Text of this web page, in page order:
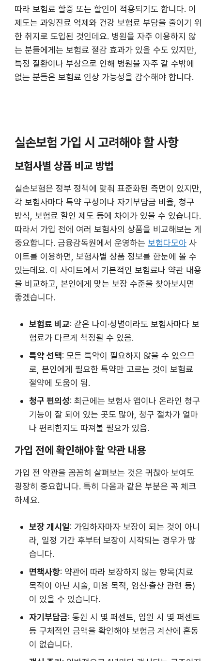
따라 보험료 할증 또는 할인이 적용되기도 합니다. 이
제도는 과잉진료 억제와 건강 보험료 부담을 줄이기 위
한 취지로 도입된 것인데요. 병원을 자주 이용하지 않
는 분들에게는 보험료 절감 효과가 있을 수도 있지만,
특정 질환이나 부상으로 인해 병원을 자주 갈 수밖에
없는 분들은 보험료 인상 가능성을 감수해야 합니다.
실손보험 가입 시 고려해야 할 사항
보험사별 상품 비교 방법
실손보험은 정부 정책에 맞춰 표준화된 측면이 있지만,
각 보험사마다 특약 구성이나 자기부담금 비율, 청구
방식, 보험료 할인 제도 등에 차이가 있을 수 있습니다.
따라서 가입 전에 여러 보험사의 상품을 비교해보는 게
중요합니다. 금융감독원에서 운영하는 보험다모아 사
이트를 이용하면, 보험사별 상품 정보를 한눈에 볼 수
있는데요. 이 사이트에서 기본적인 보험료나 약관 내용
을 비교하고, 본인에게 맞는 보장 수준을 찾아보시면
좋겠습니다.
보험료 비교: 같은 나이·성별이라도 보험사마다 보
험료가 다르게 책정될 수 있음.
특약 선택: 모든 특약이 필요하지 않을 수 있으므
로, 본인에게 필요한 특약만 고르는 것이 보험료
절약에 도움이 됨.
청구 편의성: 최근에는 보험사 앱이나 온라인 청구
기능이 잘 되어 있는 곳도 많아, 청구 절차가 얼마
나 편리한지도 따져볼 필요가 있음.
가입 전에 확인해야 할 약관 내용
가입 전 약관을 꼼꼼히 살펴보는 것은 귀찮아 보여도
굉장히 중요합니다. 특히 다음과 같은 부분은 꼭 체크
하세요.
보장 개시일: 가입하자마자 보장이 되는 것이 아니
라, 일정 기간 후부터 보장이 시작되는 경우가 많
습니다.
면책사항: 약관에 따라 보장하지 않는 항목(치료
목적이 아닌 시술, 미용 목적, 임신·출산 관련 등)
이 있을 수 있습니다.
자기부담금: 통원 시 몇 퍼센트, 입원 시 몇 퍼센트
등 구체적인 금액을 확인해야 보험금 계산에 혼동
이 없습니다.